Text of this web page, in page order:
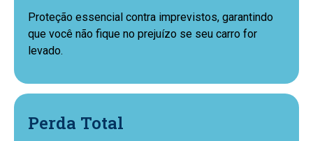
Proteção essencial contra imprevistos, garantindo
que você não fique no prejuízo se seu carro for
levado.
Perda Total